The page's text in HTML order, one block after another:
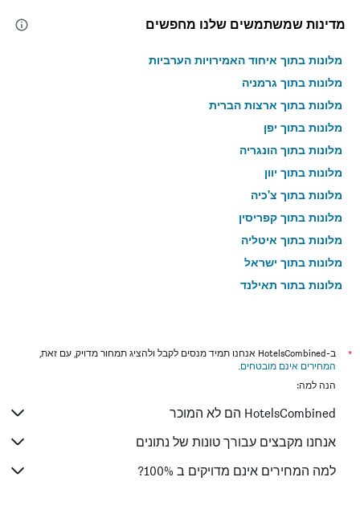
מדינות שמשתמשים שלנו מחפשים
מלונות בתוך איחוד האמירויות הערביות
מלונות בתוך גרמניה
מלונות בתוך ארצות הברית
מלונות בתוך יפן
מלונות בתוך הונגריה
מלונות בתוך יוון
מלונות בתוך צ'כיה
מלונות בתוך קפריסין
מלונות בתוך איטליה
מלונות בתוך ישראל
מלונות בתוך תאילנד
*
ב-HotelsCombined אנחנו תמיד מנסים לקבל ולהציג תמחור מדויק, עם זאת,
המחירים אינם מובטחים.
הנה למה:
HotelsCombined הם לא המוכר
אנחנו מקבצים עבורך טונות של נתונים
למה המחירים אינם מדויקים ב 100%?